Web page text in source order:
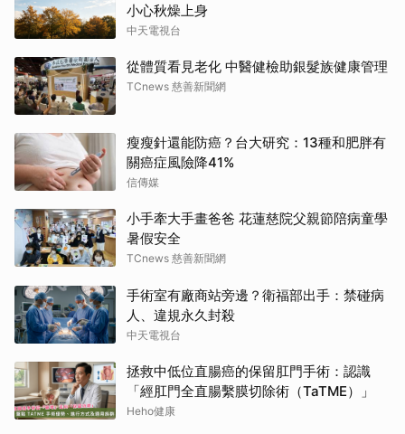
小心秋燥上身
中天電視台
從體質看見老化 中醫健檢助銀髮族健康管理
TCnews 慈善新聞網
瘦瘦針還能防癌？台大研究：13種和肥胖有
關癌症風險降41%
信傳媒
小手牽大手畫爸爸 花蓮慈院父親節陪病童學
暑假安全
TCnews 慈善新聞網
手術室有廠商站旁邊？衛福部出手：禁碰病
人、違規永久封殺
中天電視台
拯救中低位直腸癌的保留肛門手術：認識
「經肛門全直腸繫膜切除術（TaTME）」
Heho健康